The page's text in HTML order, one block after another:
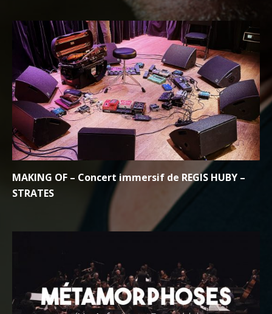
MAKING OF – Concert immersif de REGIS HUBY –
STRATES